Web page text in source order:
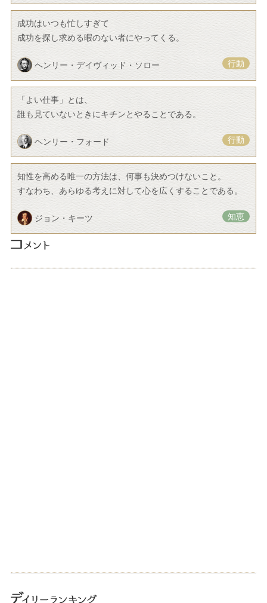
成功はいつも忙しすぎて
成功を探し求める暇のない者にやってくる。
ヘンリー・デイヴィッド・ソロー 行動
「よい仕事」とは、
誰も見ていないときにキチンとやることである。
ヘンリー・フォード 行動
知性を高める唯一の方法は、何事も決めつけないこと。
すなわち、あらゆる考えに対して心を広くすることである。
ジョン・キーツ 知恵